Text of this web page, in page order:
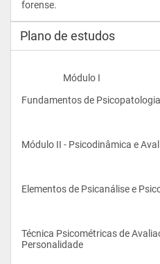
Plano de estudos
                    Módulo I
Fundamentos de Psicopatologia
Módulo II - Psicodinâmica e
Elementos de Psicanálise e
Técnica Psicométricas de
Personalidade